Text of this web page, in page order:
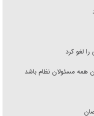
لغو کرد
همه مسئولان نظام باشد